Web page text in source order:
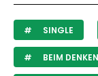
SINGLE
BEIM DENKEN